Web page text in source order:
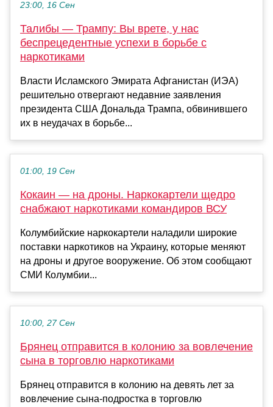
23:00, 16 Сен
Талибы — Трампу: Вы врете, у нас
беспрецедентные успехи в борьбе с
наркотиками
Власти Исламского Эмирата Афганистан (ИЭА)
решительно отвергают недавние заявления
президента США Дональда Трампа, обвинившего
их в неудачах в борьбе...
01:00, 19 Сен
Кокаин — на дроны. Наркокартели щедро
снабжают наркотиками командиров ВСУ
Колумбийские наркокартели наладили широкие
поставки наркотиков на Украину, которые меняют
на дроны и другое вооружение. Об этом сообщают
СМИ Колумбии...
10:00, 27 Сен
Брянец отправится в колонию за вовлечение
сына в торговлю наркотиками
Брянец отправится в колонию на девять лет за
вовлечение сына-подростка в торговлю